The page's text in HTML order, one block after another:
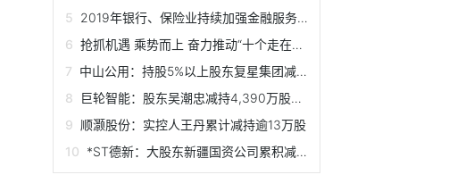
2019年银行、保险业持续加强金融服务 总资产平稳增长
抢抓机遇 乘势而上 奋力推动“十个走在全市前列”——访市...
中山公用：持股5%以上股东复星集团减持均价8.75元
巨轮智能：股东吴潮忠减持4,390万股股价1.81元起
顺灏股份：实控人王丹累计减持逾13万股
*ST德新：大股东新疆国资公司累积减持251.83万股